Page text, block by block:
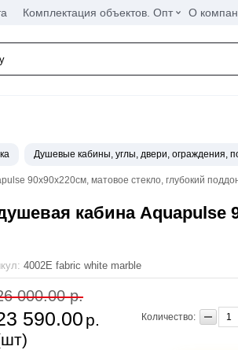
Комплектация объектов. Опт О
Душевые кабины, углы, двери, ограждения,
90х90х220см, матовое стекло, глубокий
кабина Aquapulse
4002E fabric white marble
000.00 р.
590.00 р.
Количество: